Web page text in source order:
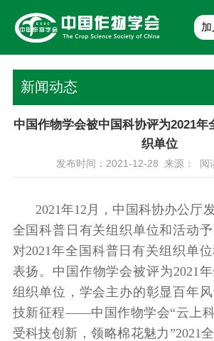
新闻动态
中国作物学会被中国科协评为2021年
织单位
发布时间：2021-12-28 来源： 阅
2021年12月，中国科协办公厅
全国科普日有关组织单位和活动予
对2021年全国科普日有关组织单
表扬。中国作物学会被评为2021
组织单位，学会主办的彰显百年
技新征程——中国作物学会“云上
受科技创新，领略棉花魅力”2021